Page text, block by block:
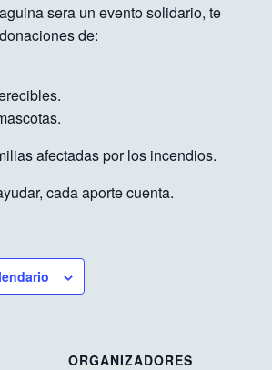
sera un evento solidario, te
de:
afectadas por los incendios.
cada aporte cuenta.
ORGANIZADORES